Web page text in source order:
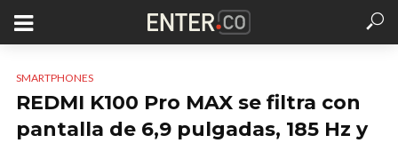
SMARTPHONES
REDMI K100 Pro MAX se filtra con
pantalla de 6,9 pulgadas, 185 Hz y